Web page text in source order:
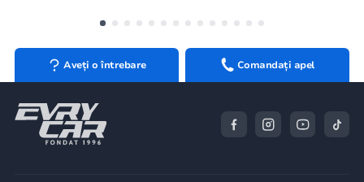
Aveți o întrebare Comandați apel